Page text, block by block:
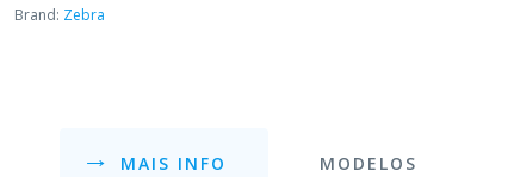
Brand: Zebra
MAIS INFO MODELOS